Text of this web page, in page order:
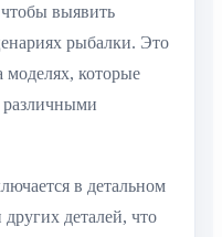
выявить
рыбалки. Это
моделях, которые
в детальном
деталей, что